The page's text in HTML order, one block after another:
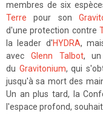
membres de six
Terre pour son
d'une protection contre
la leader d'HYDRA,
avec Glenn Talbot, un
du Gravitonium, qui
jusqu'à sa mort des
Un an plus tard, la
l'espace profond,